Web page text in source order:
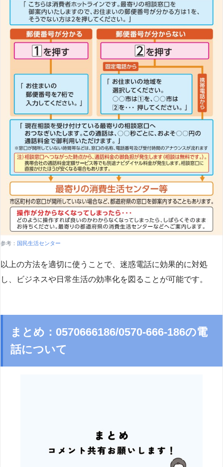
参考： 国民生活センター
以上の方法を適切に使うことで、迷惑電話に効果的に対処
し、ビジネスや日常生活の効率化を図ることが可能です。
まとめ：0570666186/0570-666-186の電
話について